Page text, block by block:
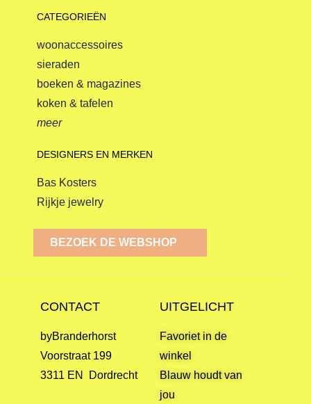
CATEGORIEËN
woonaccessoires
sieraden
boeken & magazines
koken & tafelen
meer
DESIGNERS EN MERKEN
Bas Kosters
Rijkje jewelry
BEZOEK DE WEBSHOP
CONTACT
byBranderhorst
Voorstraat 199
3311 EN Dordrecht
UITGELICHT
Favoriet in de
winkel
Blauw houdt van
jou